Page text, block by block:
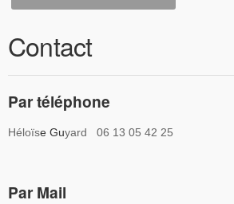
Contact
Par téléphone
Héloïse Guyard 06 13 05 42 25
Par Mail